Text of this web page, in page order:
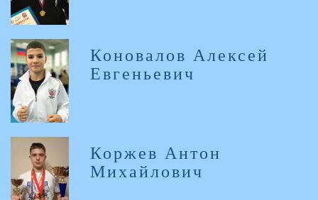
Коновалов Алексей
Евгеньевич
Коржев Антон
Михайлович